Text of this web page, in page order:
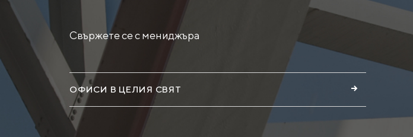
Свържете се с мениджъра
ОФИСИ В ЦЕЛИЯ СВЯТ